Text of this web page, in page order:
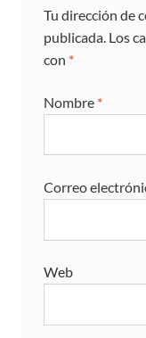
Tu dirección de
publicada. Los
con *
Nombre *
Correo
Web